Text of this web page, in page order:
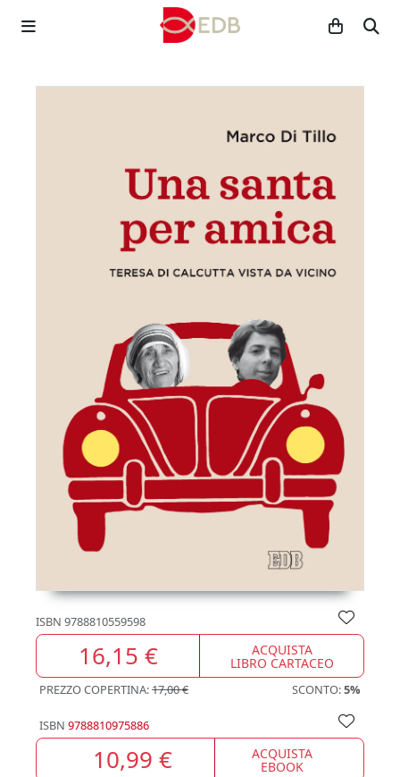
ISBN 9788810559598
16,15 € ACQUISTA
LIBRO CARTACEO
PREZZO COPERTINA:17,00 € SCONTO:5%
ISBN 9788810975886
10,99 € ACQUISTA
EBOOK